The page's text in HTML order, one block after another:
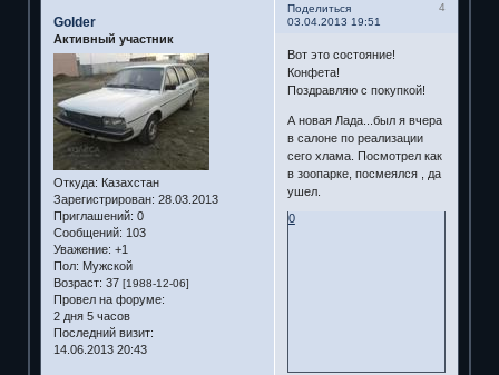
Поделиться
4
03.04.2013 19:51
Golder
Активный участник
Откуда: Казахстан
Зарегистрирован: 28.03.2013
Приглашений: 0
Сообщений: 103
Уважение: +1
Пол: Мужской
Возраст: 37 [1988-12-06]
Провел на форуме:
2 дня 5 часов
Последний визит:
14.06.2013 20:43
Вот это состояние!
Конфета!
Поздравляю с покупкой!
А новая Лада...был я вчера
в салоне по реализации
сего хлама. Посмотрел как
в зоопарке, посмеялся , да
ушел.
0